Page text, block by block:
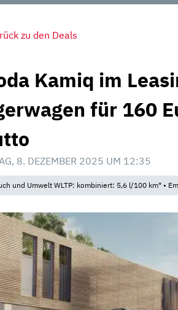
zu den Deals
Kamiq im
für 160
8. DEZEMBER 2025 UM 12:35
und Umwelt WLTP: kombiniert: 5,6 l/100 km* •